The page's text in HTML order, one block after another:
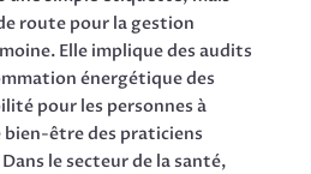
route pour la gestion
Elle implique des audits
énergétique des
pour les personnes à
être des praticiens
le secteur de la santé,